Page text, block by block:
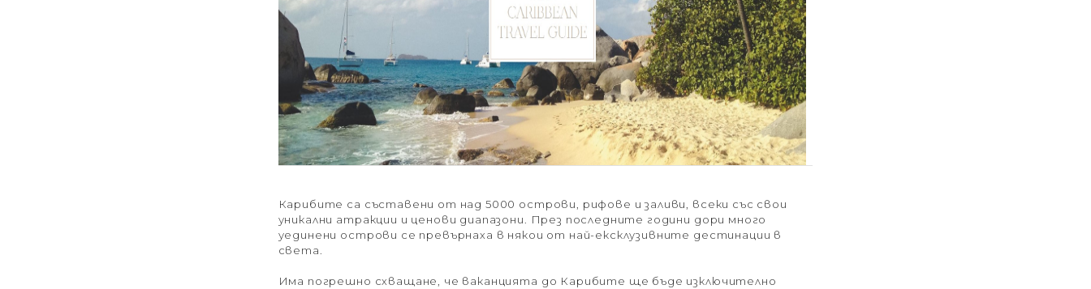
Карибите са съставени от над 5000 острови, рифове и заливи, всеки със свои
уникални атракции и ценови диапазони. През последните години дори много
уединени острови се превърнаха в някои от най-ексклузивните дестинации в
света.
Има погрешно схващане, че ваканцията до Карибите ще бъде изключително